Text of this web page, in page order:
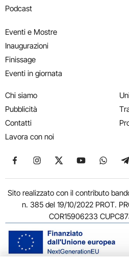
Podcast
Eventi e Mostre
Inaugurazioni
Finissage
Eventi in giornata
Chi siamo
Pubblicità
Contatti
Lavora con noi
Seguici su Facebook
Seguici su Instagram
Seguici su X
Seguici su
Sito realizzato con il contributo
n. 385 del 19/10/2022 PROT.
COR15906233